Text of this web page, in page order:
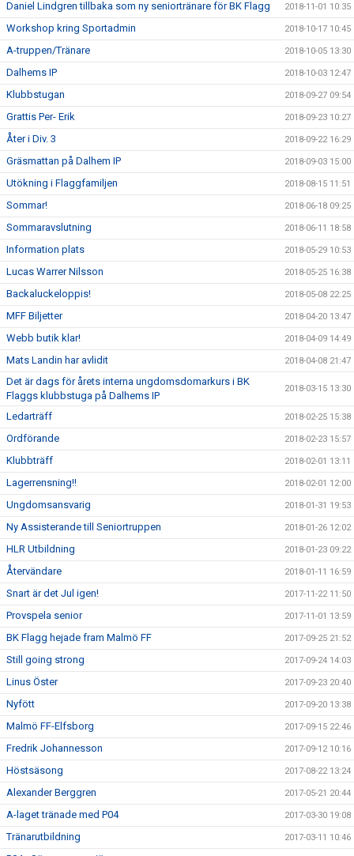
Daniel Lindgren tillbaka som ny seniortränare för BK Flagg 2018-11-01 10:35
Workshop kring Sportadmin 2018-10-17 10:45
A-truppen/Tränare 2018-10-05 13:30
Dalhems IP 2018-10-03 12:47
Klubbstugan 2018-09-27 09:54
Grattis Per- Erik 2018-09-23 10:27
Åter i Div. 3 2018-09-22 16:29
Gräsmattan på Dalhem IP 2018-09-03 15:00
Utökning i Flaggfamiljen 2018-08-15 11:51
Sommar! 2018-06-18 09:25
Sommaravslutning 2018-06-11 18:58
Information plats 2018-05-29 10:53
Lucas Warrer Nilsson 2018-05-25 16:38
Backaluckeloppis! 2018-05-08 22:25
MFF Biljetter 2018-04-20 13:47
Webb butik klar! 2018-04-09 14:49
Mats Landin har avlidit 2018-04-08 21:47
Det är dags för årets interna ungdomsdomarkurs i BK
Flaggs klubbstuga på Dalhems IP
2018-03-15 13:30
Ledarträff 2018-02-25 15:38
Ordförande 2018-02-23 15:57
Klubbträff 2018-02-01 13:11
Lagerrensning!! 2018-02-01 12:00
Ungdomsansvarig 2018-01-31 19:53
Ny Assisterande till Seniortruppen 2018-01-26 12:02
HLR Utbildning 2018-01-23 09:22
Återvändare 2018-01-11 16:59
Snart är det Jul igen! 2017-11-22 11:50
Provspela senior 2017-11-01 13:59
BK Flagg hejade fram Malmö FF 2017-09-25 21:52
Still going strong 2017-09-24 14:03
Linus Öster 2017-09-23 20:40
Nyfött 2017-09-20 13:38
Malmö FF-Elfsborg 2017-09-15 22:46
Fredrik Johannesson 2017-09-12 10:16
Höstsäsong 2017-08-22 13:24
Alexander Berggren 2017-05-21 20:44
A-laget tränade med P04 2017-03-30 19:08
Tränarutbildning 2017-03-11 10:46